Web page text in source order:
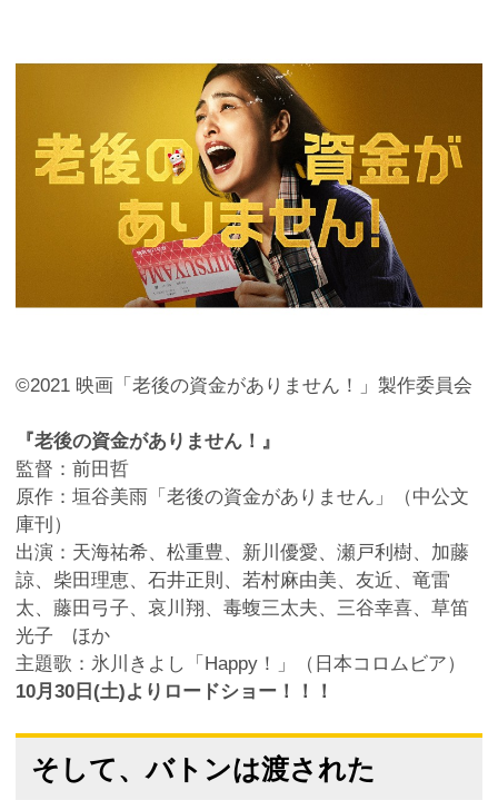
©2021 映画「老後の資金がありません！」製作委員会
『老後の資金がありません！』
監督：前田哲
原作：垣谷美雨「老後の資金がありません」（中公文
庫刊）
出演：天海祐希、松重豊、新川優愛、瀬戸利樹、加藤
諒、柴田理恵、石井正則、若村麻由美、友近、竜雷
太、藤田弓子、哀川翔、毒蝮三太夫、三谷幸喜、草笛
光子 ほか
主題歌：氷川きよし「Happy！」（日本コロムビア）
10月30日(土)よりロードショー！！！
そして、バトンは渡された